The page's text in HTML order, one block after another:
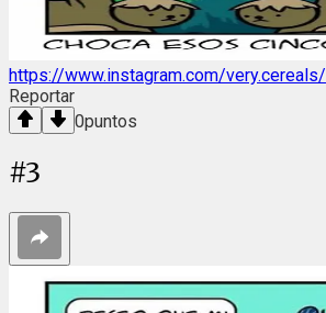
https://www.instagram.com/very.cereals/
Reportar
0puntos
#3